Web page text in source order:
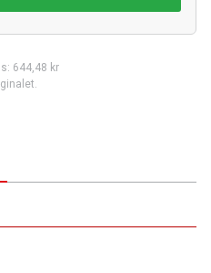
644,48 kr